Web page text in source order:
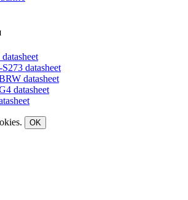
datasheet
datasheet
datasheet
OK